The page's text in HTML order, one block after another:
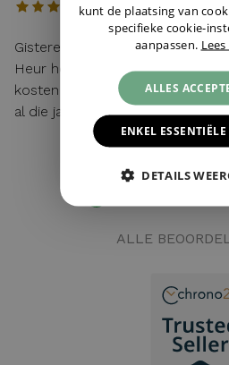
Gisteren mijn lege batterij van
Heur horloge laten vervangen.
kosten waren: "service van de
al die jaren!
ALLE
kunt de plaatsing van
specifieke cookie-
aanpassen.
ALLES
ENKEL
DETAILS